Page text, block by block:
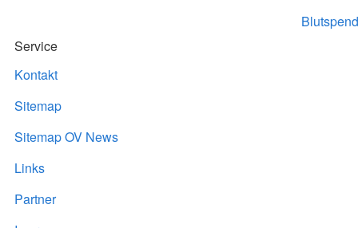
Service
Kontakt
Sitemap
Sitemap OV News
Links
Partner